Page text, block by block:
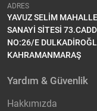
ADRES
YAVUZ SELİM
SANAYİ SİTESİ
NO:26/E
KAHRAMANMARAŞ
Yardım & Güvenlik
Hakkımızda